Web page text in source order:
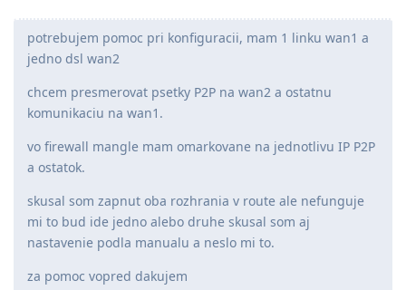
potrebujem pomoc pri konfiguracii, mam 1 linku wan1 a
jedno dsl wan2
chcem presmerovat psetky P2P na wan2 a ostatnu
komunikaciu na wan1.
vo firewall mangle mam omarkovane na jednotlivu IP P2P
a ostatok.
skusal som zapnut oba rozhrania v route ale nefunguje
mi to bud ide jedno alebo druhe skusal som aj
nastavenie podla manualu a neslo mi to.
za pomoc vopred dakujem